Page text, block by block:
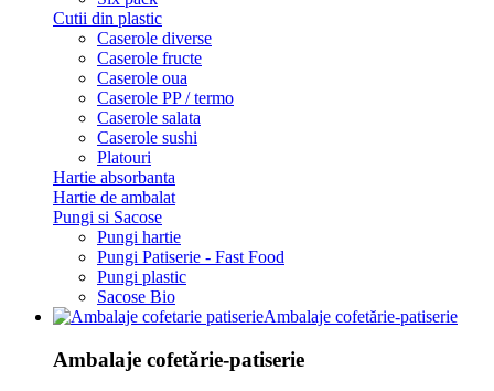
Cutii din plastic
Caserole diverse
Caserole fructe
Caserole oua
Caserole PP / termo
Caserole salata
Caserole sushi
Platouri
Hartie absorbanta
Hartie de ambalat
Pungi si Sacose
Pungi hartie
Pungi Patiserie - Fast Food
Pungi plastic
Sacose Bio
Ambalaje cofetărie-patiserie
Ambalaje cofetărie-patiserie